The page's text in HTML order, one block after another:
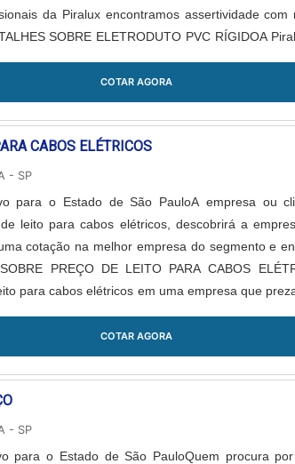
da Piralux encontramos assertividade com
SOBRE ELETRODUTO PVC RÍGIDOA
COTAR AGORA
CABOS ELÉTRICOS
- SP
para o Estado de São PauloA empresa ou
leito para cabos elétricos, descobrirá a
cotação na melhor empresa do segmento e
PREÇO DE LEITO PARA CABOS
para cabos elétricos em uma empresa que
COTAR AGORA
- SP
para o Estado de São PauloQuem procura